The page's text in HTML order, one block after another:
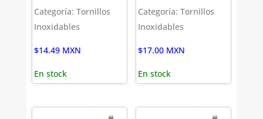
Categoría: Tornillos
Inoxidables
$14.49 MXN
En stock
Categoría: Tornillos
Inoxidables
$17.00 MXN
En stock